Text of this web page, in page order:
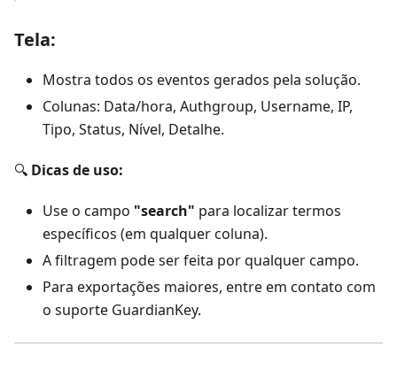
Tela:
Mostra todos os eventos gerados pela solução.
Colunas: Data/hora, Authgroup, Username, IP,
Tipo, Status, Nível, Detalhe.
🔍 Dicas de uso:
Use o campo "search" para localizar termos
específicos (em qualquer coluna).
A filtragem pode ser feita por qualquer campo.
Para exportações maiores, entre em contato com
o suporte GuardianKey.